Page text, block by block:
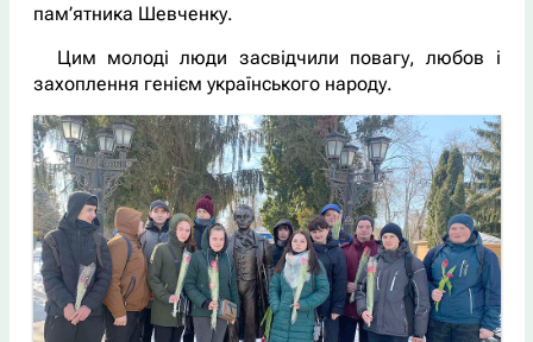
пам’ятника Шевченку.
Цим молоді люди засвідчили повагу, любов і
захоплення генієм українського народу.